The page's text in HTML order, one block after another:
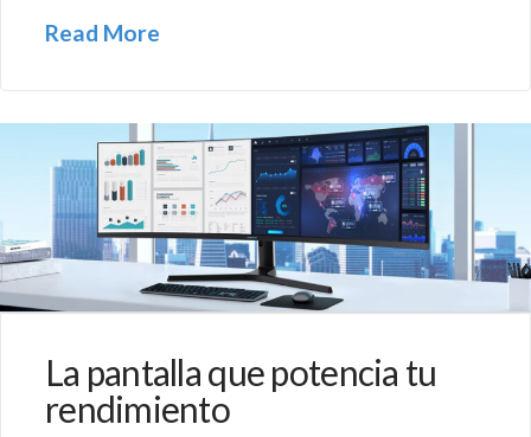
Read More
La pantalla que potencia tu
rendimiento